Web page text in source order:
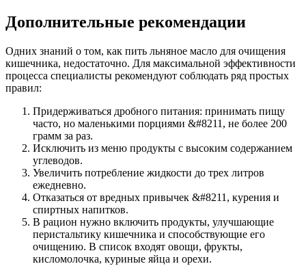
Дополнительные рекомендации
Одних знаний о том, как пить льняное масло для очищения
кишечника, недостаточно. Для максимальной эффективности
процесса специалисты рекомендуют соблюдать ряд простых
правил:
Придерживаться дробного питания: принимать пищу
часто, но маленькими порциями &#8211, не более 200
грамм за раз.
Исключить из меню продукты с высоким содержанием
углеводов.
Увеличить потребление жидкости до трех литров
ежедневно.
Отказаться от вредных привычек &#8211, курения и
спиртных напитков.
В рацион нужно включить продукты, улучшающие
перистальтику кишечника и способствующие его
очищению. В список входят овощи, фрукты,
кисломолочка, куриные яйца и орехи.